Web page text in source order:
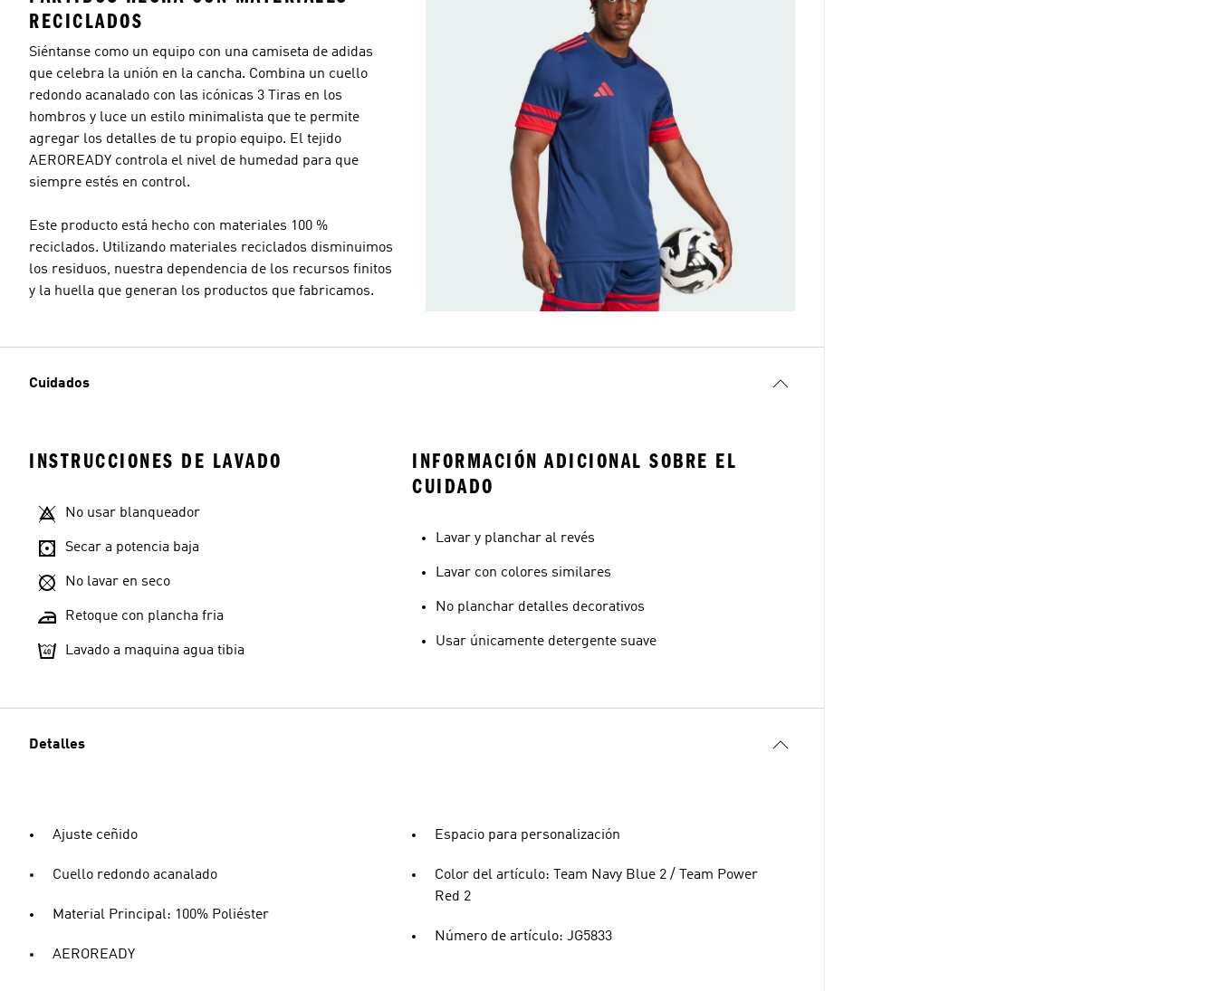
Talla del modelo
RECICLADOS
Siéntanse como un equipo con una camiseta de adidas
que celebra la unión en la cancha. Combina un cuello
redondo acanalado con las icónicas 3 Tiras en los
hombros y luce un estilo minimalista que te permite
agregar los detalles de tu propio equipo. El tejido
AEROREADY controla el nivel de humedad para que
siempre estés en control.
Este producto está hecho con materiales 100 %
reciclados. Utilizando materiales reciclados disminuimos
los residuos, nuestra dependencia de los recursos finitos
y la huella que generan los productos que fabricamos.
Cuidados
INSTRUCCIONES DE LAVADO
No usar blanqueador
Secar a potencia baja
No lavar en seco
Retoque con plancha fria
Lavado a maquina agua tibia
INFORMACIÓN ADICIONAL SOBRE EL
CUIDADO
Lavar y planchar al revés
Lavar con colores similares
No planchar detalles decorativos
Usar únicamente detergente suave
Detalles
Ajuste ceñido
Cuello redondo acanalado
Material Principal: 100% Poliéster
AEROREADY
Espacio para personalización
Color del artículo: Team Navy Blue 2 / Team Power
Red 2
Número de artículo: JG5833